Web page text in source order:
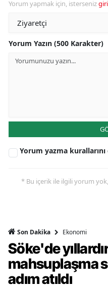
Yorum yapmak için, isterseniz
Yorum Yazın (500 Karakter)
Yorum yazma kurallarını
* Bu içerik ile ilgili yorum
Son Dakika Ekonomi
Söke'de
mahsuplaşma
adım atıldı